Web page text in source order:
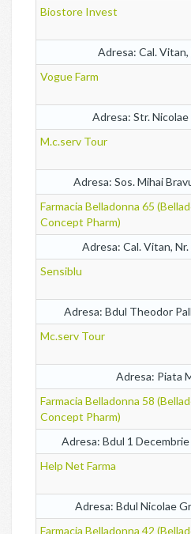
Biostore Invest
Adresa: Cal.
Vogue Farm
Adresa: Str. Nicolae
M.c.serv Tour
Adresa: Sos. Mihai
Farmacia Belladonna 65
Concept Pharm)
Adresa: Cal. Vitan,
Sensiblu
Adresa: Bdul Theodor
Mc.serv Tour
Adresa: Piata
Farmacia Belladonna 58
Concept Pharm)
Adresa: Bdul 1
Help Net Farma
Adresa: Bdul Nicolae
Farmacia Belladonna 42